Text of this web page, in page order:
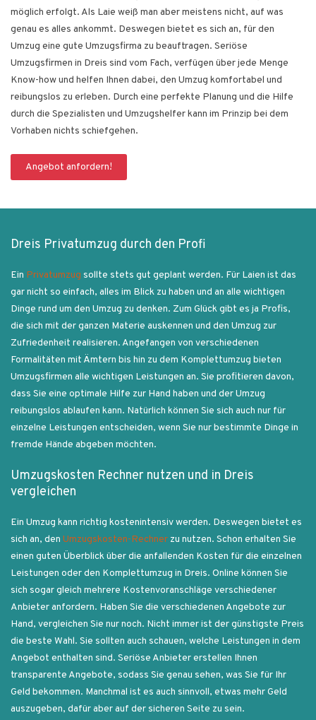
möglich erfolgt. Als Laie weiß man aber meistens nicht, auf was
genau es alles ankommt. Deswegen bietet es sich an, für den
Umzug eine gute Umzugsfirma zu beauftragen. Seriöse
Umzugsfirmen in Dreis sind vom Fach, verfügen über jede Menge
Know-how und helfen Ihnen dabei, den Umzug komfortabel und
reibungslos zu erleben. Durch eine perfekte Planung und die Hilfe
durch die Spezialisten und Umzugshelfer kann im Prinzip bei dem
Vorhaben nichts schiefgehen.
Angebot anfordern!
Dreis Privatumzug durch den Profi
Ein Privatumzug sollte stets gut geplant werden. Für Laien ist das
gar nicht so einfach, alles im Blick zu haben und an alle wichtigen
Dinge rund um den Umzug zu denken. Zum Glück gibt es ja Profis,
die sich mit der ganzen Materie auskennen und den Umzug zur
Zufriedenheit realisieren. Angefangen von verschiedenen
Formalitäten mit Ämtern bis hin zu dem Komplettumzug bieten
Umzugsfirmen alle wichtigen Leistungen an. Sie profitieren davon,
dass Sie eine optimale Hilfe zur Hand haben und der Umzug
reibungslos ablaufen kann. Natürlich können Sie sich auch nur für
einzelne Leistungen entscheiden, wenn Sie nur bestimmte Dinge in
fremde Hände abgeben möchten.
Umzugskosten Rechner nutzen und in Dreis
vergleichen
Ein Umzug kann richtig kostenintensiv werden. Deswegen bietet es
sich an, den Umzugskosten-Rechner zu nutzen. Schon erhalten Sie
einen guten Überblick über die anfallenden Kosten für die einzelnen
Leistungen oder den Komplettumzug in Dreis. Online können Sie
sich sogar gleich mehrere Kostenvoranschläge verschiedener
Anbieter anfordern. Haben Sie die verschiedenen Angebote zur
Hand, vergleichen Sie nur noch. Nicht immer ist der günstigste Preis
die beste Wahl. Sie sollten auch schauen, welche Leistungen in dem
Angebot enthalten sind. Seriöse Anbieter erstellen Ihnen
transparente Angebote, sodass Sie genau sehen, was Sie für Ihr
Geld bekommen. Manchmal ist es auch sinnvoll, etwas mehr Geld
auszugeben, dafür aber auf der sicheren Seite zu sein.